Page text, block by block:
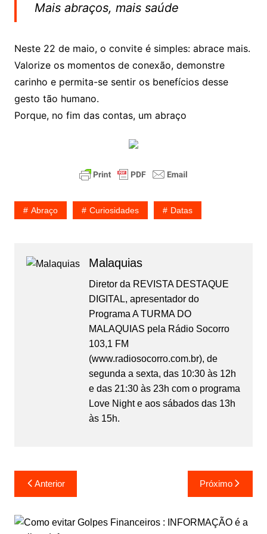
Mais abraços, mais saúde
Neste 22 de maio, o convite é simples: abrace mais.
Valorize os momentos de conexão, demonstre
carinho e permita-se sentir os benefícios desse
gesto tão humano.
Porque, no fim das contas, um abraço
Abraço Curiosidades Datas
Malaquias
Diretor da REVISTA DESTAQUE
DIGITAL, apresentador do
Programa A TURMA DO
MALAQUIAS pela Rádio Socorro
103,1 FM
(www.radiosocorro.com.br), de
segunda a sexta, das 10:30 às 12h
e das 21:30 às 23h com o programa
Love Night e aos sábados das 13h
às 15h.
Anterior Próximo